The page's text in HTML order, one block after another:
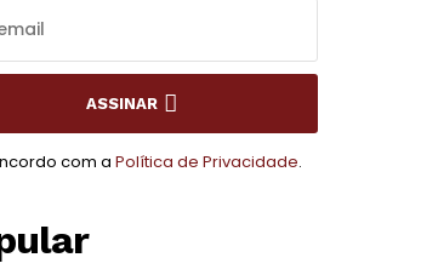
ASSINAR
com a Política de Privacidade.